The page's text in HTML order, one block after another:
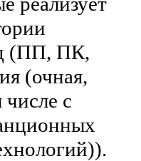
(ПП, ПК,
(очная,
числе с